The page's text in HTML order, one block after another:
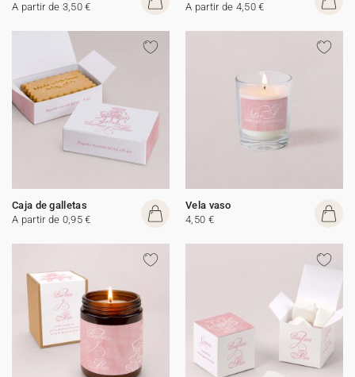
A partir de 3,50 €
A partir de 4,50 €
Caja de galletas
A partir de 0,95 €
Vela vaso
4,50 €